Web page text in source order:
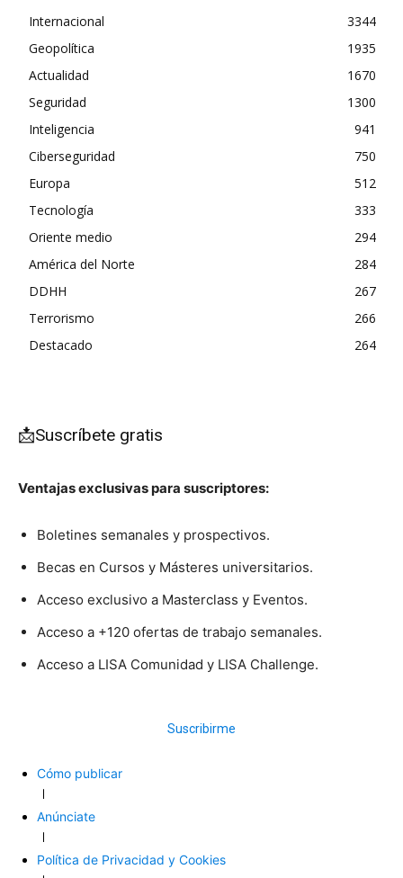
Internacional
3344
Geopolítica
1935
Actualidad
1670
Seguridad
1300
Inteligencia
941
Ciberseguridad
750
Europa
512
Tecnología
333
Oriente medio
294
América del Norte
284
DDHH
267
Terrorismo
266
Destacado
264
📩Suscríbete gratis
Ventajas exclusivas para suscriptores:
Boletines semanales y prospectivos.
Becas en Cursos y Másteres universitarios.
Acceso exclusivo a Masterclass y Eventos.
Acceso a +120 ofertas de trabajo semanales.
Acceso a LISA Comunidad y LISA Challenge.
Suscribirme
Cómo publicar
Anúnciate
Política de Privacidad y Cookies